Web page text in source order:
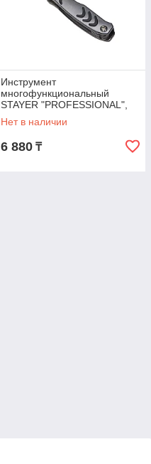
Инструмент
многофункциональный
STAYER "PROFESSIONAL",
силовая модель, "12 в 1"
(22853_z01)
Нет в наличии
6 880 ₸